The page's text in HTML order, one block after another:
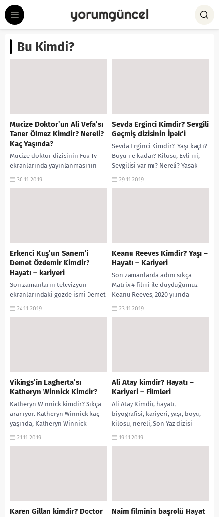
Bu Kimdi?
Mucize Doktor’un Ali Vefa’sı
Taner Ölmez Kimdir? Nereli?
Kaç Yaşında?
Mucize doktor dizisinin Fox Tv
ekranlarında yayınlanmasının
ardından muhteşem bir
30.11.2019
Sevda Erginci Kimdir? Sevgili
Geçmiş dizisinin İpek’i
Sevda Erginci Kimdir? Yaşı kaçtı?
Boyu ne kadar? Kilosu, Evli mi,
Sevgilisi var mı? Nereli? Yasak
Elma Zeynep karakteri, gibi...
29.11.2019
Erkenci Kuş’un Sanem’i
Demet Özdemir Kimdir?
Hayatı – kariyeri
Son zamanların televizyon
ekranlarındaki gözde ismi Demet
Özdemir. Demet Özdemir kimdir?
24.11.2019
Keanu Reeves Kimdir? Yaşı –
Hayatı – Kariyeri
Son zamanlarda adını sıkça
Matrix 4 filmi ile duyduğumuz
Keanu Reeves, 2020 yılında
Cyberpunk 2077 filmi ile karşımıza
23.11.2019
Vikings’in Lagherta’sı
Katheryn Winnick Kimdir?
Katheryn Winnick kimdir? Sıkça
aranıyor. Katheryn Winnick kaç
yaşında, Katheryn Winnick
Lagherta karakteri, Katheryn
21.11.2019
Ali Atay kimdir? Hayatı –
Kariyeri – Filmleri
Ali Atay Kimdir, hayatı,
biyografisi, kariyeri, yaşı, boyu,
kilosu, nereli, Son Yaz dizisi
Selim kim, oynadığı dizi ve
19.11.2019
Karen Gillan kimdir? Doctor
Naim filminin başrolü Hayat